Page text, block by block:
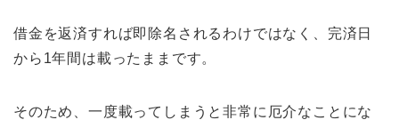
借金を返済すれば即除名されるわけではなく、完済日
から1年間は載ったままです。
そのため、一度載ってしまうと非常に厄介なことにな